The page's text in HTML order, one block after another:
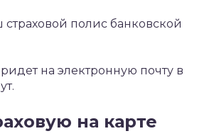
страховой полис банковской
на электронную почту в
на карте